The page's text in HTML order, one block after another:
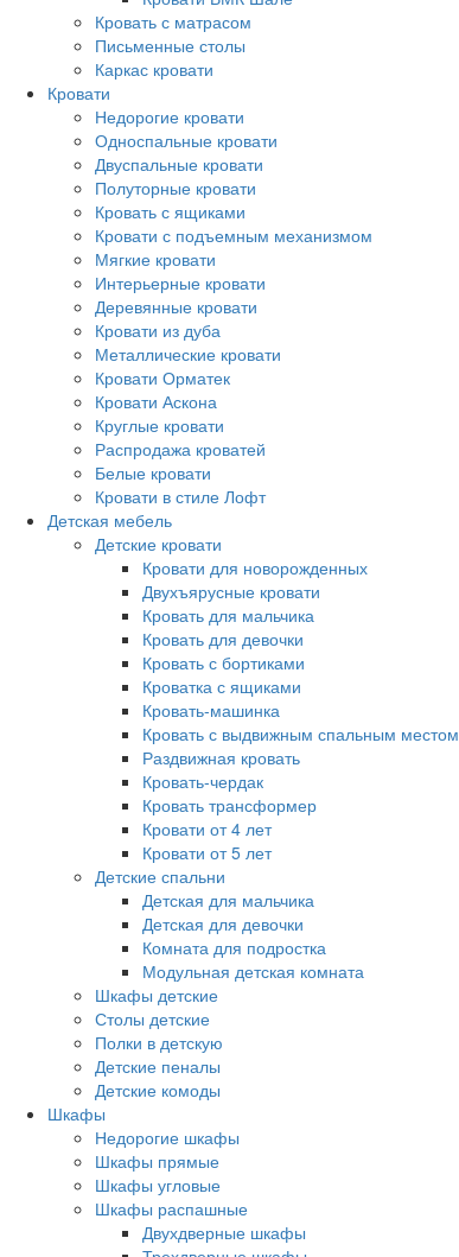
Кровать с матрасом
Письменные столы
Каркас кровати
Кровати
Недорогие кровати
Односпальные кровати
Двуспальные кровати
Полуторные кровати
Кровать с ящиками
Кровати с подъемным механизмом
Мягкие кровати
Интерьерные кровати
Деревянные кровати
Кровати из дуба
Металлические кровати
Кровати Орматек
Кровати Аскона
Круглые кровати
Распродажа кроватей
Белые кровати
Кровати в стиле Лофт
Детская мебель
Детские кровати
Кровати для новорожденных
Двухъярусные кровати
Кровать для мальчика
Кровать для девочки
Кровать с бортиками
Кроватка с ящиками
Кровать-машинка
Кровать с выдвижным спальным местом
Раздвижная кровать
Кровать-чердак
Кровать трансформер
Кровати от 4 лет
Кровати от 5 лет
Детские спальни
Детская для мальчика
Детская для девочки
Комната для подростка
Модульная детская комната
Шкафы детские
Столы детские
Полки в детскую
Детские пеналы
Детские комоды
Шкафы
Недорогие шкафы
Шкафы прямые
Шкафы угловые
Шкафы распашные
Двухдверные шкафы